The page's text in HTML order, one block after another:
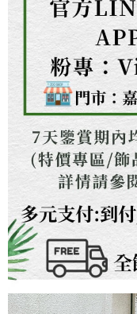
恩沛科技股份有限公司將